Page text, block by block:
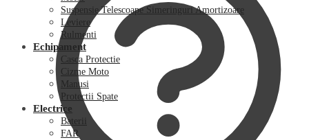
Suspensie Telescoape Simeringuri Amortizoare
Leviere
Rulmenti
Echipament
Casca Protectie
Cizme Moto
Manusi
Protectii Spate
Electrice
Baterii
FAR